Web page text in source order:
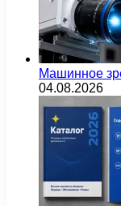
Машинное
04.08.2026